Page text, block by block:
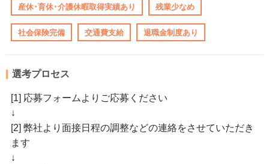
産休･育休･介護休暇取得実績あり 残業少なめ
社会保険完備 交通費支給 退職金制度あり
選考プロセス
[1] 応募フォームよりご応募ください
↓
[2] 弊社より面接日程の調整などの連絡をさせていただき
ます
↓